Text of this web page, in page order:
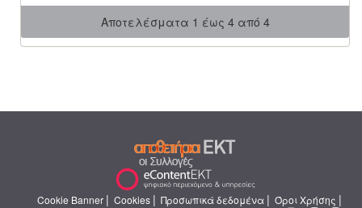
Αποτελέσματα 1 έως 4 από 4
Cookie Banner | Cookies | Προσωπικά δεδομένα | Όροι Χρήσης |